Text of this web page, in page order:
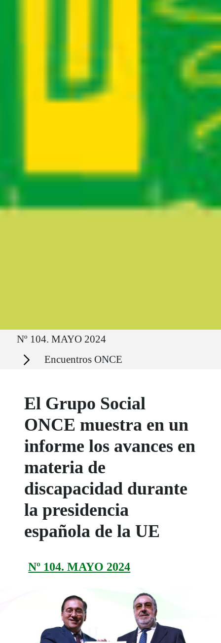
Ruta del sitio
Nº 104. MAYO 2024
Secciones Encuentros ONCE
El Grupo Social
ONCE muestra en un
informe los avances en
materia de
discapacidad durante
la presidencia
española de la UE
Nº 104. MAYO 2024